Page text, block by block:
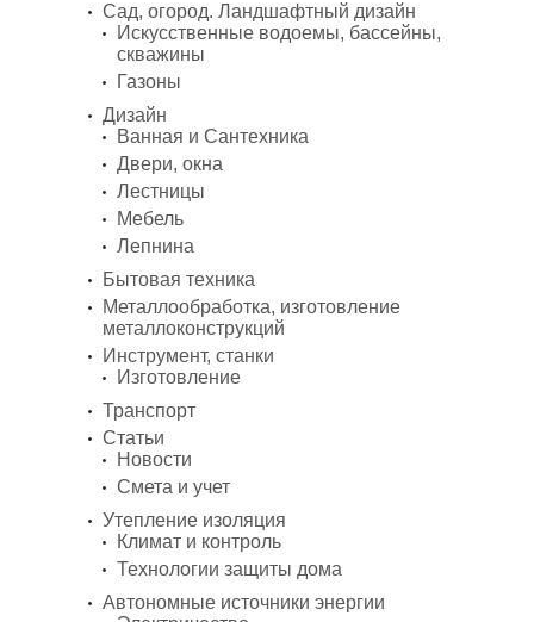
Сад, огород. Ландшафтный дизайн
Искусственные водоемы, бассейны,
скважины
Газоны
Дизайн
Ванная и Сантехника
Двери, окна
Лестницы
Мебель
Лепнина
Бытовая техника
Металлообработка, изготовление
металлоконструкций
Инструмент, станки
Изготовление
Транспорт
Статьи
Новости
Смета и учет
Утепление изоляция
Климат и контроль
Технологии защиты дома
Автономные источники энергии